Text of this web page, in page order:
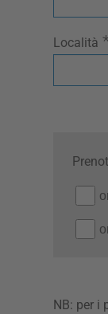
Località *
NB: per i